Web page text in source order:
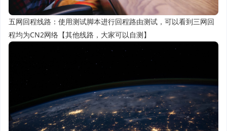
五网回程线路：使用测试脚本进行回程路由测试，可以看到三网回
程均为CN2网络【其他线路，大家可以自测】